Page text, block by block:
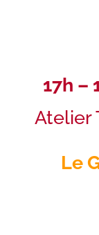
17h –
Atelier
Le